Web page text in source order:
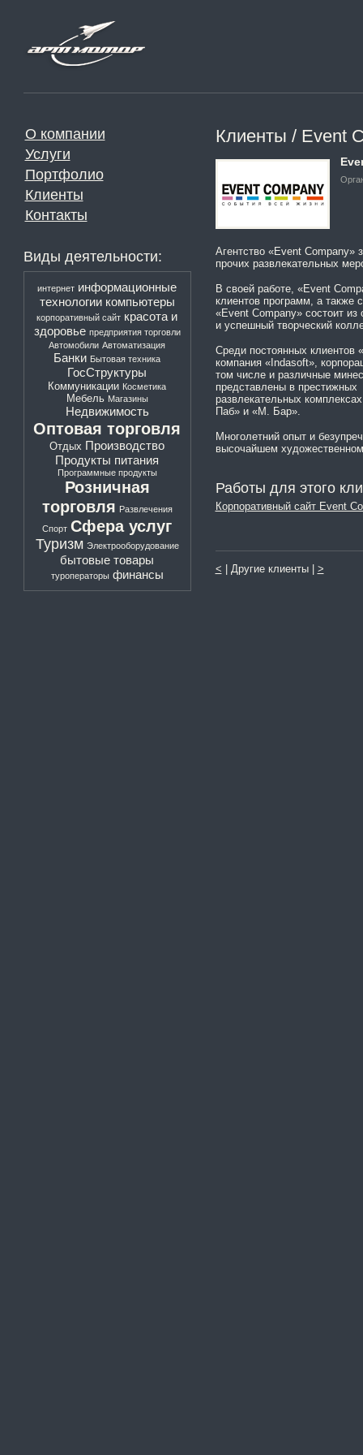
О компании
Услуги
Портфолио
Клиенты
Контакты
Виды деятельности:
интернет информационные
технологии компьютеры
корпоративный сайт красота и
здоровье предприятия торговли
Автомобили Автоматизация
Банки Бытовая техника
ГосСтруктуры
Коммуникации Косметика
Мебель Магазины
Недвижимость
Оптовая торговля
Отдых Производство
Продукты питания
Программные продукты
Розничная
торговля Развлечения
Спорт Сфера услуг
Туризм Электрооборудование
бытовые товары
туроператоры финансы
Клиенты / Event
Агентство «Event Company»
прочих развлекательных
В своей работе, «Event
клиентов программ, а
«Event Company» состоит
и успешный творческий
Среди постоянных клиентов
компания «Indasoft»,
том числе и различные
представлены в престижных
развлекательных
Паб» и «М. Бар».
Многолетний опыт и
высочайшем
Работы для этого
Корпоративный сайт Event
< | Другие клиенты | >